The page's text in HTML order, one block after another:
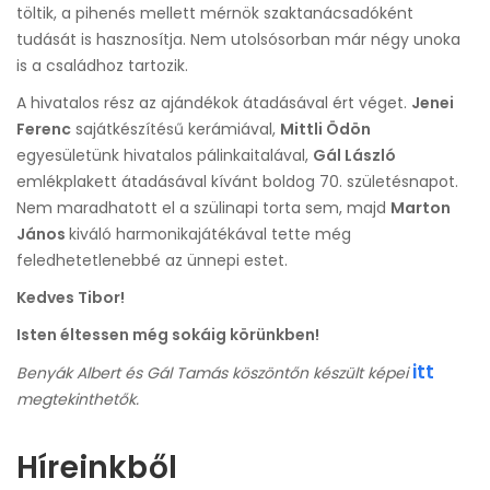
töltik, a pihenés mellett mérnök szaktanácsadóként
tudását is hasznosítja. Nem utolsósorban már négy unoka
is a családhoz tartozik.
A hivatalos rész az ajándékok átadásával ért véget. Jenei
Ferenc sajátkészítésű kerámiával, Mittli Ödön
egyesületünk hivatalos pálinkaitalával, Gál László
emlékplakett átadásával kívánt boldog 70. születésnapot.
Nem maradhatott el a szülinapi torta sem, majd Marton
János kiváló harmonikajátékával tette még
feledhetetlenebbé az ünnepi estet.
Kedves Tibor!
Isten éltessen még sokáig körünkben!
Benyák Albert és Gál Tamás köszöntőn készült képeiitt
megtekinthetők.
Híreinkből